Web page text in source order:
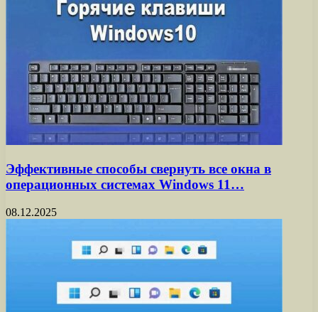
Эффективные способы свернуть все окна в
операционных системах Windows 11…
08.12.2025